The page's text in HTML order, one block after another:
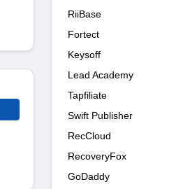
RiiBase
Fortect
Keysoff
Lead Academy
Tapfiliate
Swift Publisher
RecCloud
RecoveryFox
GoDaddy